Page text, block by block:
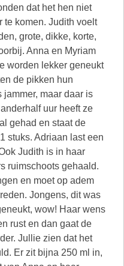
dat het hen niet
te komen. Judith voelt
grote, dikke, korte,
Anna en Myriam
worden lekker geneukt
de pikken hun
maar daar is
uur heeft ze
gehad en staat de
stuks. Adriaan last een
Judith is in haar
ruimschoots gehaald.
en moet op adem
Jongens, dit was
wow! Haar wens
rust en dan gaat de
Jullie zien dat het
Er zit bijna 250 ml in,